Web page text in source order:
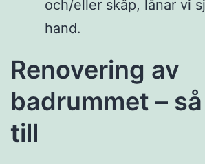
och/eller skåp, lånar vi
hand.
Renovering av
badrummet –
till